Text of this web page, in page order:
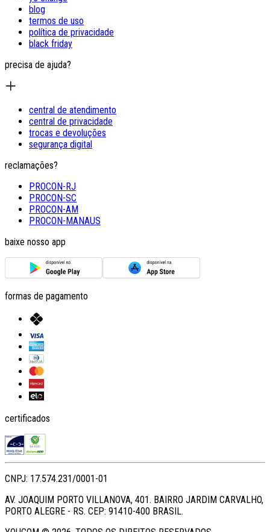
blog
termos de uso
política de privacidade
black friday
precisa de ajuda?
central de atendimento
central de privacidade
trocas e devoluções
segurança digital
reclamações?
PROCON-RJ
PROCON-SC
PROCON-AM
PROCON-MANAUS
baixe nosso app
formas de pagamento
certificados
CNPJ: 17.574.231/0001-01
AV. JOAQUIM PORTO VILLANOVA, 401. BAIRRO JARDIM CARVALHO,
PORTO ALEGRE - RS. CEP: 91410-400 BRASIL.